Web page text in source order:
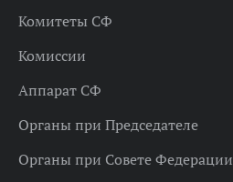
Комитеты СФ
Комиссии
Аппарат СФ
Органы при Председателе
Органы при Совете Федерации